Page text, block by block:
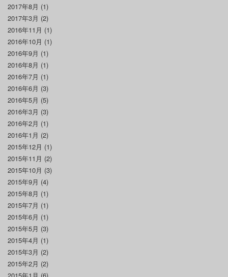
2017年8月 (1)
2017年3月 (2)
2016年11月 (1)
2016年10月 (1)
2016年9月 (1)
2016年8月 (1)
2016年7月 (1)
2016年6月 (3)
2016年5月 (5)
2016年3月 (3)
2016年2月 (1)
2016年1月 (2)
2015年12月 (1)
2015年11月 (2)
2015年10月 (3)
2015年9月 (4)
2015年8月 (1)
2015年7月 (1)
2015年6月 (1)
2015年5月 (3)
2015年4月 (1)
2015年3月 (2)
2015年2月 (2)